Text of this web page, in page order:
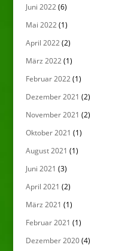
Juni 2022(6)
Mai 2022(1)
April 2022(2)
März 2022(1)
Februar 2022(1)
Dezember 2021 (2)
November 2021 (2)
Oktober 2021 (1)
August 2021 (1)
Juni 2021 (3)
April 2021 (2)
März 2021 (1)
Februar 2021 (1)
Dezember 2020(4)